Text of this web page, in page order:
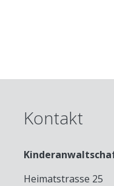
Kontakt
Heimatstrasse 25